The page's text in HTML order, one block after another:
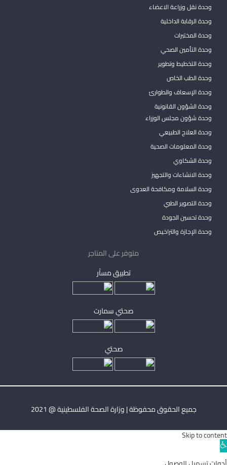
وحدة نقل وزراعة الاعضاء
وحدة الرقابة الداخلية
وحدة المختبرات
وحدة التأمين الصحي
وحدة التخطيط وتطوير
وحدة الطب الخاص
وحدة الإسعاف والطوارئ
وحدة الشؤون القانونية
وحدة شؤون مجلس الوزراء
وحدة العلاج الطبيعي
وحدة المعلومات الصحية
وحدة الشكاوي
وحدة الانشاءات والتجهيز
وحدة السلامة ومكافحة العدوى
وحدة التصوير الطبي
وحدة تحسين الجودة
وحدة الإجازة والتراخيص
متوفر على المتاجر
تطبيق مساْر
صحتي سمارت
صحتي
جميع الحقوق محفوظة | وزارة الصحة الفلسطينية @ 2021
Skip to content
Open
toolbar